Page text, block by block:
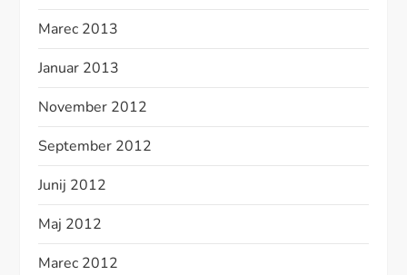
Marec 2013
Januar 2013
November 2012
September 2012
Junij 2012
Maj 2012
Marec 2012